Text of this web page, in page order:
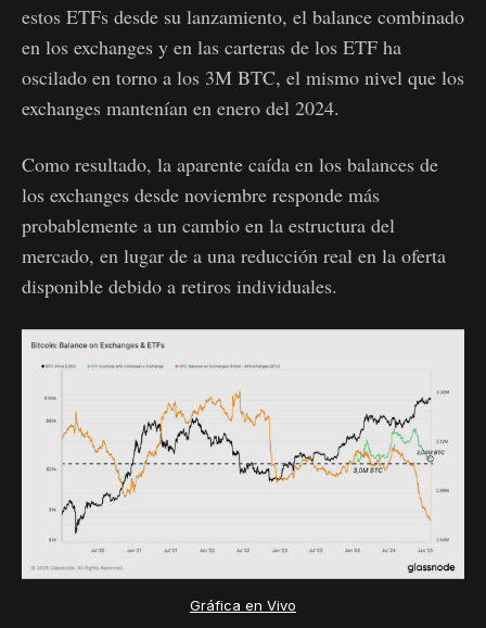
estos ETFs desde su lanzamiento, el balance combinado
en los exchanges y en las carteras de los ETF ha
oscilado en torno a los 3M BTC, el mismo nivel que los
exchanges mantenían en enero del 2024.
Como resultado, la aparente caída en los balances de
los exchanges desde noviembre responde más
probablemente a un cambio en la estructura del
mercado, en lugar de a una reducción real en la oferta
disponible debido a retiros individuales.
Gráfica en Vivo